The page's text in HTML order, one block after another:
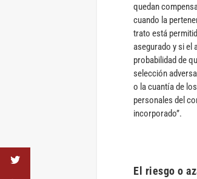
quedan
cuando la
trato está
asegurado y si el
probabilidad de
selección
o la cuantía de
personales del
incorporado”.
El riesgo o